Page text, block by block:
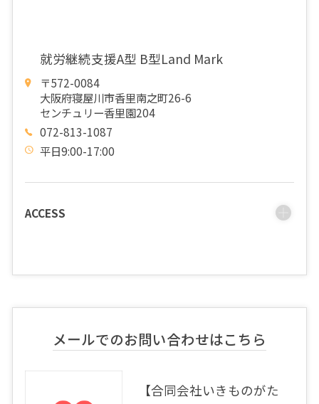
就労継続支援A型 B型Land Mark
〒572-0084
大阪府寝屋川市香里南之町26-6
センチュリー香里園204
072-813-1087
平日9:00-17:00
ACCESS
メールでのお問い合わせはこちら
【合同会社いきものがた